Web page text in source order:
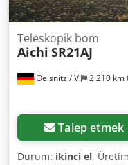
Oelsnitz / V. 2.210 km
Teleskopik bom
Aichi SR21AJ
Talep etmek
Durum: ikinci el, Üretim